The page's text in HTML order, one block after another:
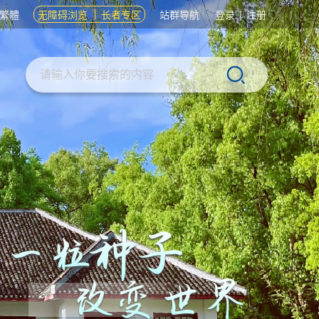
繁體 无障碍浏览 长者专区 站群导航 登录|注册